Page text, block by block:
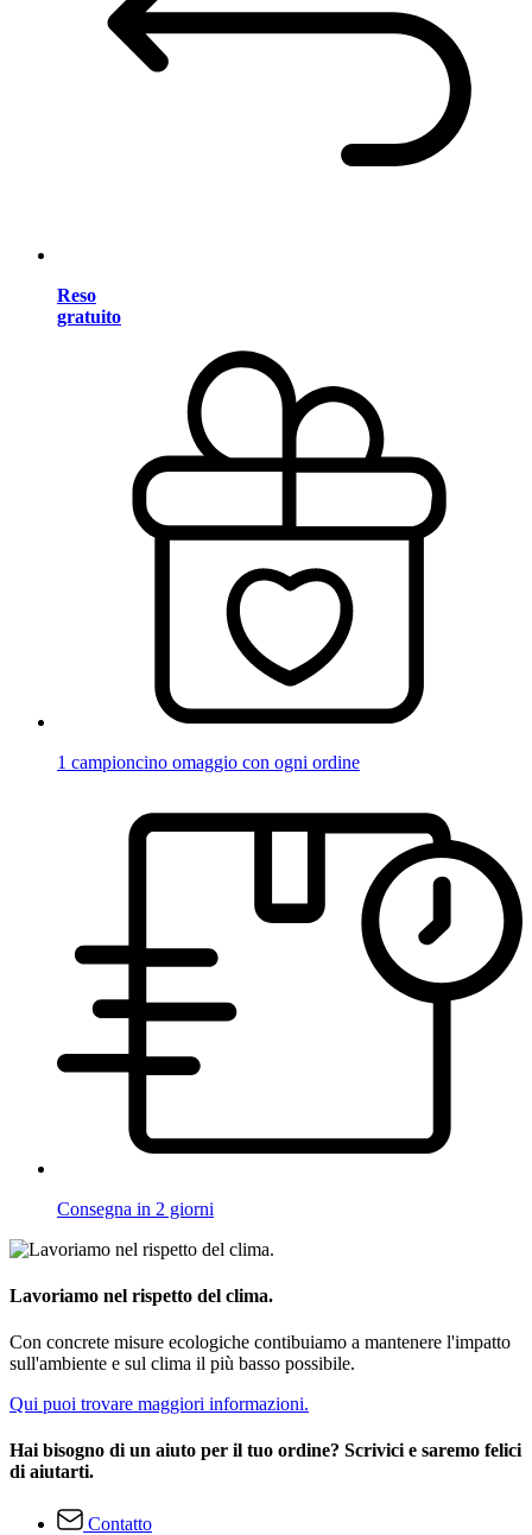
Reso
gratuito
1 campioncino omaggio con ogni ordine
Consegna in 2 giorni
Lavoriamo nel rispetto del clima.
Con concrete misure ecologiche contibuiamo a mantenere l'impatto
sull'ambiente e sul clima il più basso possibile.
Qui puoi trovare maggiori informazioni.
Hai bisogno di un aiuto per il tuo ordine? Scrivici e saremo felici
di aiutarti.
Contatto